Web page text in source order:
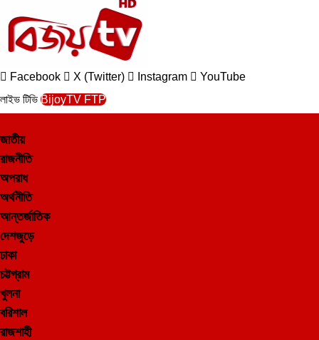
Facebook X (Twitter) Instagram
YouTube
লাইভ টিভি BijoyTV FTP
জাতীয়
রাজনীতি
অপরাধ
অর্থনীতি
আন্তর্জাতিক
দেশজুড়ে
ঢাকা
চট্টগ্রাম
খুলনা
বরিশাল
রাজশাহী